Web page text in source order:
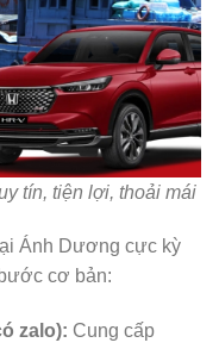
tín, tiện lợi, thoải mái
Ánh Dương cực kỳ
cơ bản:
zalo): Cung cấp